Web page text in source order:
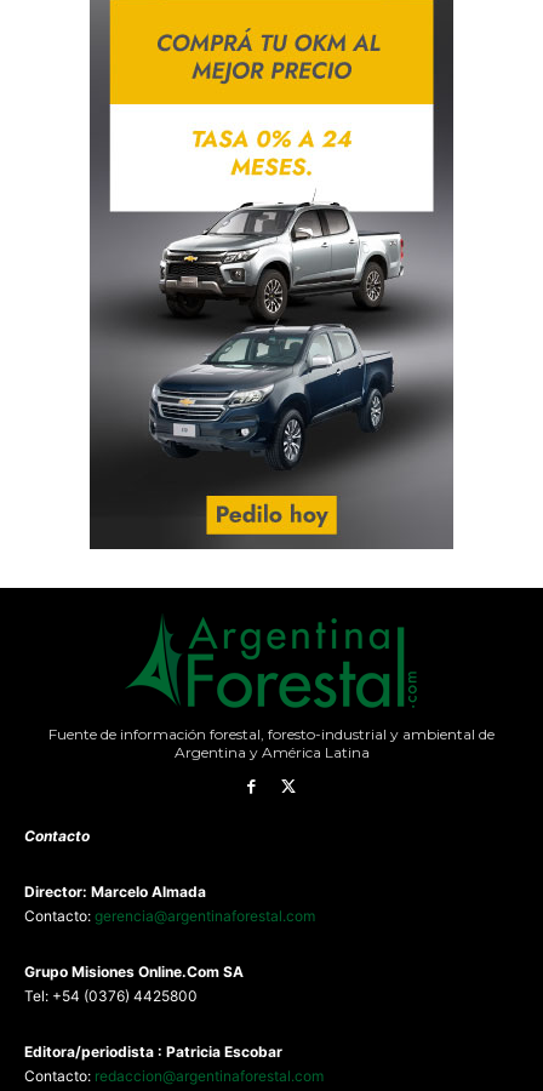
Fuente de información forestal, foresto-industrial y ambiental de
Argentina y América Latina
Contacto
Director: Marcelo Almada
Contacto: gerencia@argentinaforestal.com
Grupo Misiones Online.Com SA
Tel: +54 (0376) 4425800
Editora/periodista : Patricia Escobar
Contacto: redaccion@argentinaforestal.com